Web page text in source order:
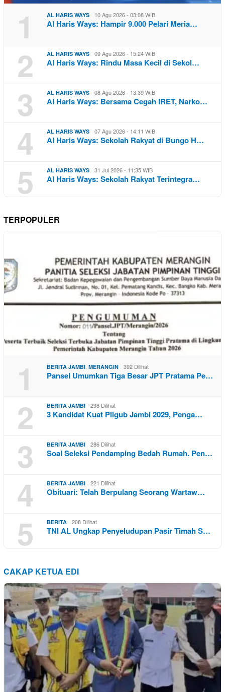
1 AL HARIS WAYS 10 Agu 2026 - 03:08 WIB
Al Haris Ways: Hampir 9.000 Pelari Meria…
2 AL HARIS WAYS 09 Agu 2026 - 15:24 WIB
Al Haris Ways: Rindu Masa Kecil di Sekol…
3 AL HARIS WAYS 08 Agu 2026 - 13:39 WIB
Al Haris Ways: Bersama Cegah IRET, Narko…
4 AL HARIS WAYS 07 Agu 2026 - 14:11 WIB
Al Haris Ways: Sekolah Rakyat di Bungo H…
5 AL HARIS WAYS 31 Jul 2026 - 11:35 WIB
Al Haris Ways: Sekolah Rakyat Terintegra…
TERPOPULER
1 BERITA JAMBI MERANGIN 392 Dilihat
Pansel Umumkan Tiga Besar JPT Pratama Pe…
2 BERITA JAMBI 298 Dilihat
3 Kandidat Kuat Pilgub Jambi 2029, Penga…
3 BERITA JAMBI 286 Dilihat
Soal Seleksi Pendamping Bedah Rumah. Pen…
4 BERITA JAMBI 221 Dilihat
Obituari: Telah Berpulang Seorang Wartaw…
5 BERITA 208 Dilihat
TNI AL Ungkap Penyeludupan Pasir Timah S…
CAKAP KETUA EDI